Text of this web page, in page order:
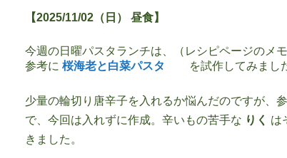
【2025/11/02（日） 昼食】
今週の日曜パスタランチは、（レシピページのメ
参考に 桜海老と白菜パスタ を試作してみまし
少量の輪切り唐辛子を入れるか悩んだのですが、
で、今回は入れずに作成。辛いもの苦手な りく は
きました。